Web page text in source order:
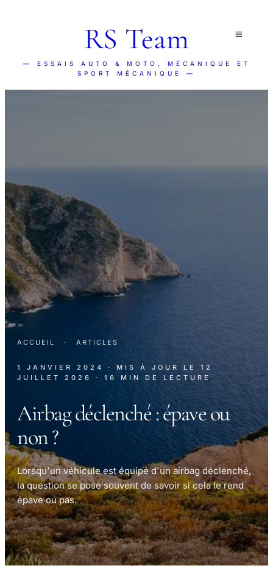
RS Team
— ESSAIS AUTO & MOTO, MÉCANIQUE ET
SPORT MÉCANIQUE —
ACCUEIL · ARTICLES
1 JANVIER 2024 · MIS À JOUR LE 12
JUILLET 2026
· 16 MIN DE LECTURE
Airbag déclenché : épave ou
non ?
Lorsqu'un véhicule est équipé d'un airbag déclenché,
la question se pose souvent de savoir si cela le rend
épave ou pas.